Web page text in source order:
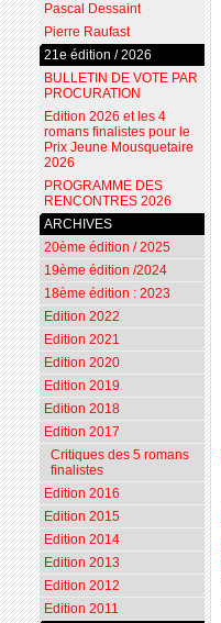
Pascal Dessaint
Pierre Raufast
21e édition / 2026
BULLETIN DE VOTE PAR
PROCURATION
Edition 2026 et les 4
romans finalistes pour le
Prix Jeune Mousquetaire
2026
PROGRAMME DES
RENCONTRES 2026
ARCHIVES
20ème édition / 2025
19ème édition /2024
18ème édition : 2023
Edition 2022
Edition 2021
Edition 2020
Edition 2019
Edition 2018
Edition 2017
Critiques des 5 romans
finalistes
Edition 2016
Edition 2015
Edition 2014
Edition 2013
Edition 2012
Edition 2011